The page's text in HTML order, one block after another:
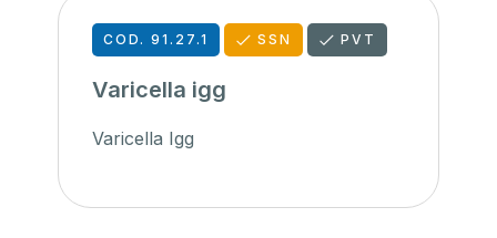
COD. 91.27.1 SSN PVT
Varicella igg
Varicella Igg